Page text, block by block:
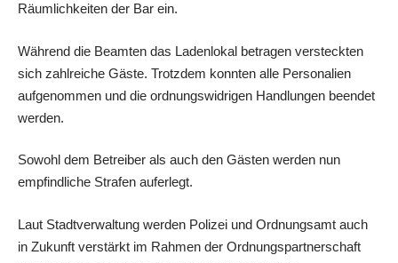
Räumlichkeiten der Bar ein.
Während die Beamten das Ladenlokal betragen versteckten
sich zahlreiche Gäste. Trotzdem konnten alle Personalien
aufgenommen und die ordnungswidrigen Handlungen beendet
werden.
Sowohl dem Betreiber als auch den Gästen werden nun
empfindliche Strafen auferlegt.
Laut Stadtverwaltung werden Polizei und Ordnungsamt auch
in Zukunft verstärkt im Rahmen der Ordnungspartnerschaft